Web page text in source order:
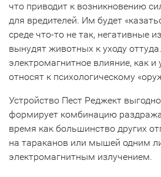
что приводит к возникновению
для вредителей. Им будет
среде что-то не так, негативные
вынудят животных к уходу
электромагнитное влияние, как и
относят к психологическому
Устройство Пест Реджект
формирует комбинацию
время как большинство других
на тараканов или мышей одним
электромагнитным излучением.